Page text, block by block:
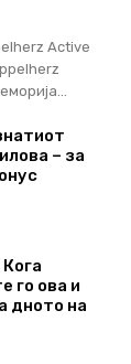
Active
– за
го ова и
дното на